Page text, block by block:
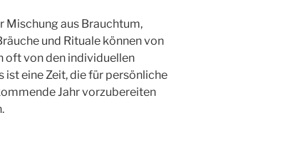
Mischung aus Brauchtum,
und Rituale können von
oft von den individuellen
ist eine Zeit, die für persönliche
Jahr vorzubereiten